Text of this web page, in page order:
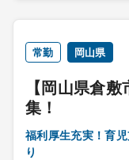
常勤 岡山県
【岡山県倉
集！
福利厚生充実！育
り